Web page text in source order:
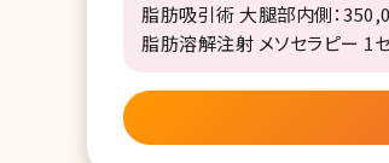
脂肪吸引術 大腿部内側：
脂肪溶解注射 メソセラピー 1